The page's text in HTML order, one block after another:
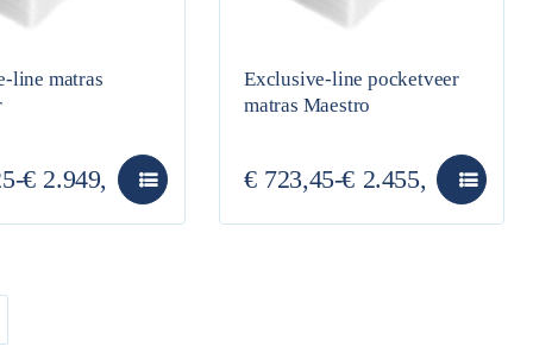
line matras
-€ 2.949,00
Exclusive-line pocketveer
matras Maestro
€ 723,45-€ 2.455,95